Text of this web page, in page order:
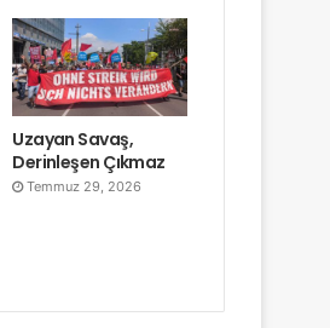
Uzayan Savaş,
Derinleşen Çıkmaz
Temmuz 29, 2026